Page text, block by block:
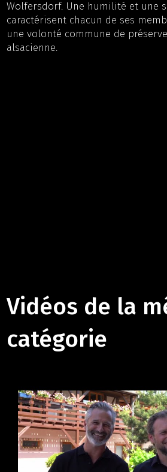
Wolfersdorf. Une humilité et une
caractérisent chacun de ses
une volonté commune de
alsacienne.
Vidéos de la
catégorie